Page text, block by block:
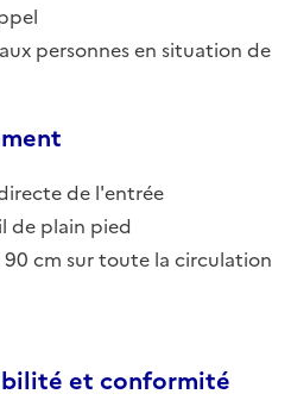
personnes en situation de
de l'entrée
de plain pied
90 cm sur toute la circulation
et conformité